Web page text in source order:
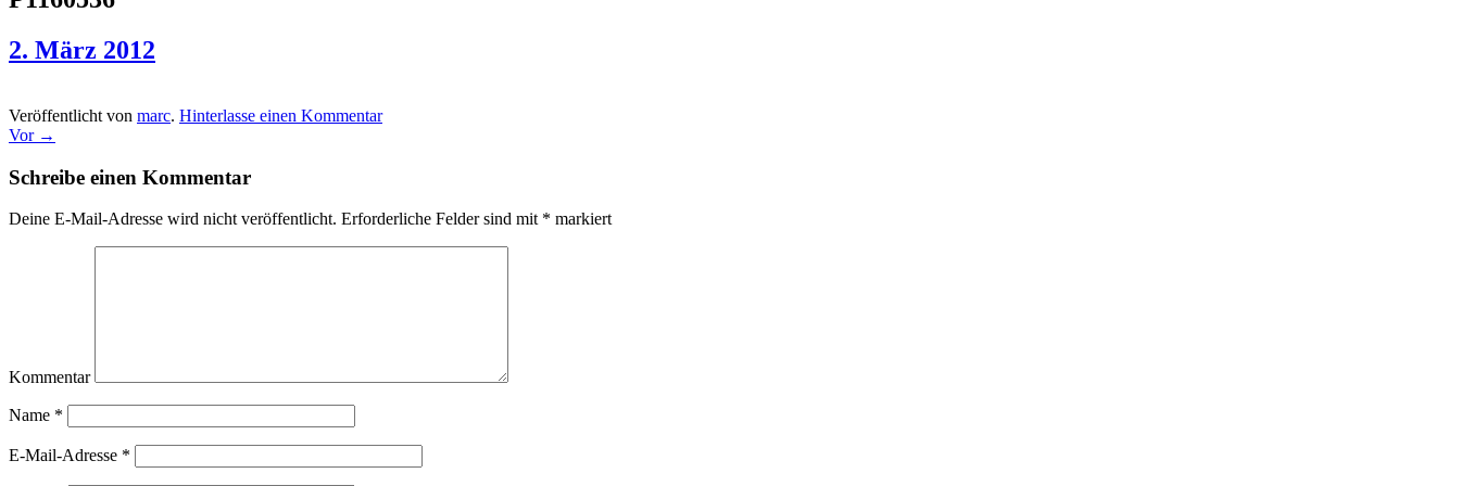
2. März 2012
Veröffentlicht von marc. Hinterlasse einen Kommentar
Vor →
Schreibe einen Kommentar
Deine E-Mail-Adresse wird nicht veröffentlicht. Erforderliche Felder sind mit * markiert
Kommentar
Name *
E-Mail-Adresse *